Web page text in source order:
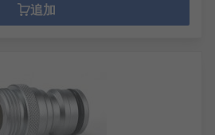
追加